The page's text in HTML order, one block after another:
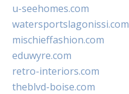
u-seehomes.com
watersportslagonissi.com
mischieffashion.com
eduwyre.com
retro-interiors.com
theblvd-boise.com